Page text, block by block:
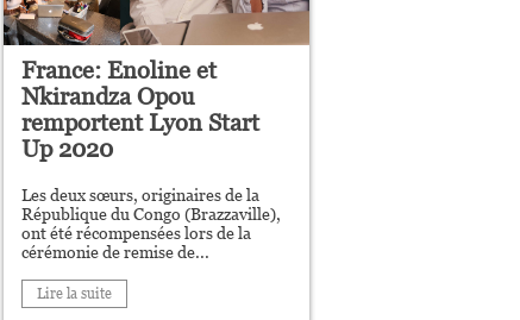
France: Enoline et
Nkirandza Opou
remportent Lyon Start
Up 2020
Les deux sœurs, originaires de la
République du Congo (Brazzaville),
ont été récompensées lors de la
cérémonie de remise de...
Lire la suite